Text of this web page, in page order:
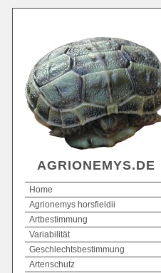
AGRIONEMYS.DE
Home
Agrionemys horsfieldii
Artbestimmung
Variabilität
Geschlechtsbestimmung
Artenschutz